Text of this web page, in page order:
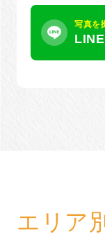
写真を
エリア